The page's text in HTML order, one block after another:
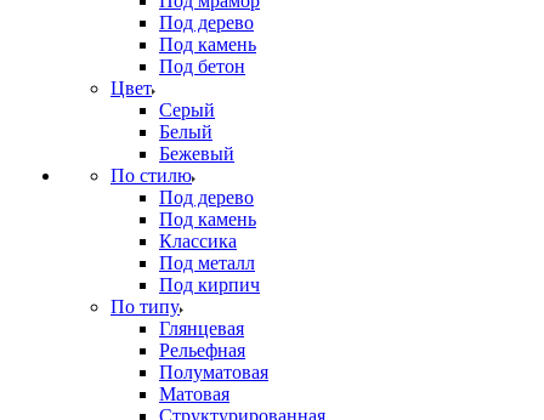
Под дерево
Под камень
Под бетон
Цвет
Серый
Белый
Бежевый
По стилю
Под дерево
Под камень
Классика
Под металл
Под кирпич
По типу
Глянцевая
Рельефная
Полуматовая
Матовая